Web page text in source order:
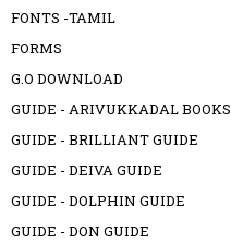
FONTS -TAMIL
FORMS
G.O DOWNLOAD
GUIDE - ARIVUKKADAL BOOKS
GUIDE - BRILLIANT GUIDE
GUIDE - DEIVA GUIDE
GUIDE - DOLPHIN GUIDE
GUIDE - DON GUIDE